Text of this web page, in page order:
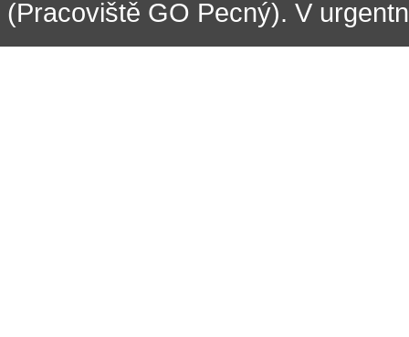
(Pracoviště GO Pecný). V